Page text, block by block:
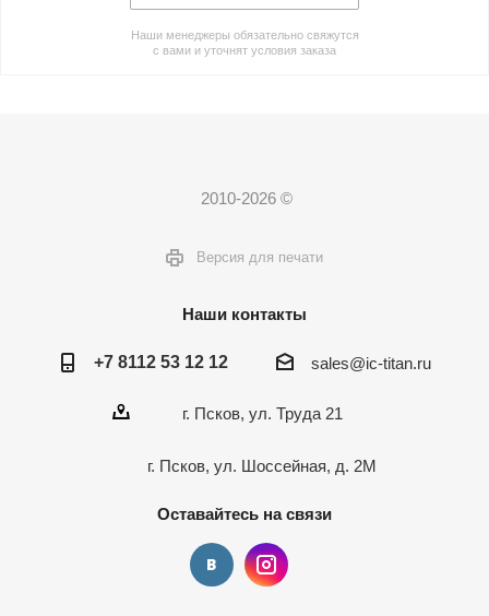
Наши менеджеры обязательно свяжутся
с вами и уточнят условия заказа
2010-2026 ©
Версия для печати
Наши контакты
+7 8112 53 12 12 sales@ic-titan.ru
г. Псков, ул. Труда 21
г. Псков, ул. Шоссейная, д. 2М
Оставайтесь на связи